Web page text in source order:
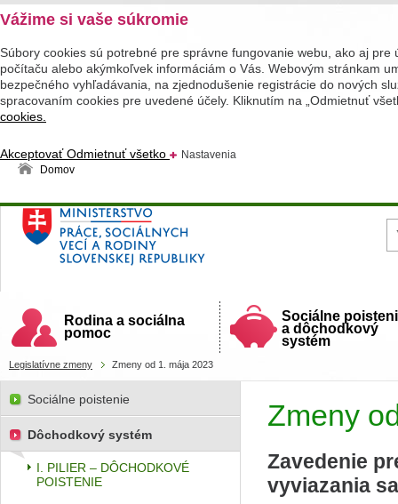
Vážime si vaše súkromie
Súbory cookies sú potrebné pre správne fungovanie webu, ako aj
počítaču alebo akýmkoľvek informáciám o Vás. Webovým stránkam
bezpečného vyhľadávania, na zjednodušenie registrácie do nových
spracovaním cookies pre uvedené účely. Kliknutím na „Odmietnuť
cookies.
AkceptovaťOdmietnuť všetko
Nastavenia
Domov
Ministerstvo práce, sociálnych vecí a rodiny
Slovenskej republiky
Rodina a sociálna
pomoc
Sociálne
a dôchodkový
systém
Legislatívne zmeny Zmeny od 1. mája 2023
Zmeny
Zavedenie
vyviazania
Sociálne poistenie
Dôchodkový systém
I. PILIER – DÔCHODKOVÉ
POISTENIE